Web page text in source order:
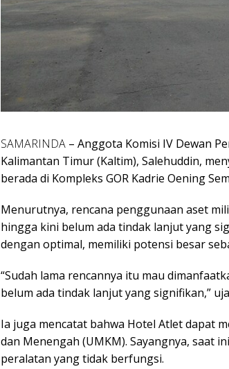
SAMARINDA – Anggota Komisi IV Dewan
Kalimantan Timur (Kaltim), Salehuddin,
berada di Kompleks GOR Kadrie Oening
Menurutnya, rencana penggunaan aset
hingga kini belum ada tindak lanjut yang
dengan optimal, memiliki potensi besar
“Sudah lama rencannya itu mau
belum ada tindak lanjut yang signifikan,”
Ia juga mencatat bahwa Hotel Atlet dapat
dan Menengah (UMKM). Sayangnya, saat
peralatan yang tidak berfungsi.